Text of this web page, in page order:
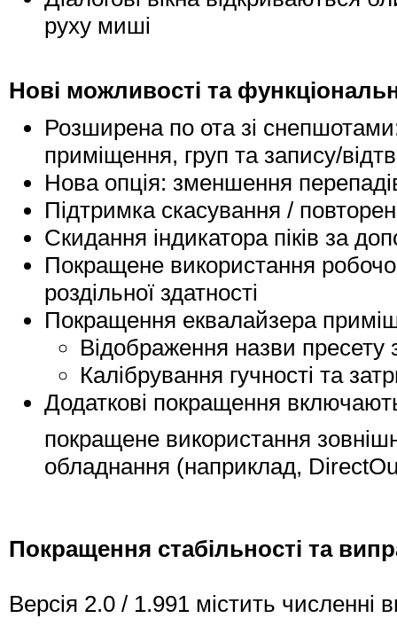
руху миші
Нові можливості та
Розширена по ота зі
приміщення, груп та запису/
Нова опція: зменшення
Підтримка скасування /
Скидання індикатора піків за
Покращене використання
роздільної здатності
Покращення еквалайзера
Відображення назви пресету
Калібрування гучності та
Додаткові покращення
покращене використання
обладнання (наприклад,
Покращення стабільності та
Версія 2.0 / 1.991 містить численні